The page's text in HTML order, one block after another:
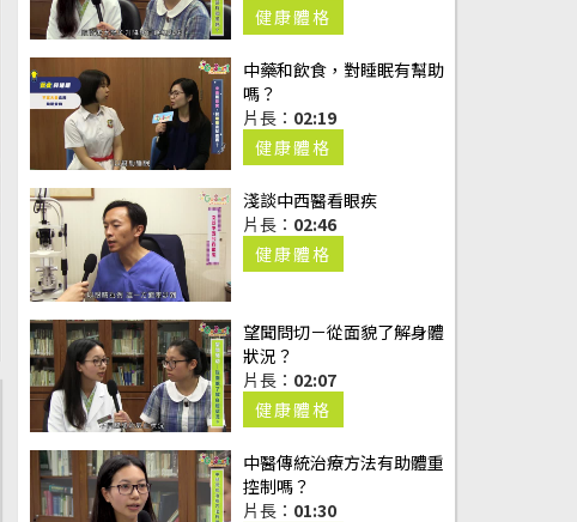
健康體格
中藥和飲食，對睡眠有幫助
嗎？
片長： 02:19
健康體格
淺談中西醫看眼疾
片長： 02:46
健康體格
望聞問切－從面貌了解身體
狀況？
片長： 02:07
健康體格
中醫傳統治療方法有助體重
控制嗎？
片長： 01:30